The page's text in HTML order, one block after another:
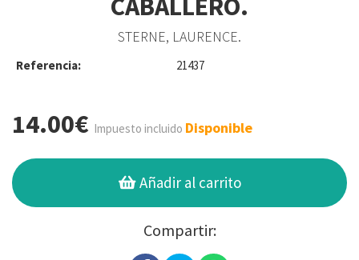
STERNE, LAURENCE.
Referencia: 21437
14.00€ Impuesto incluido Disponible
Añadir al carrito
Compartir: